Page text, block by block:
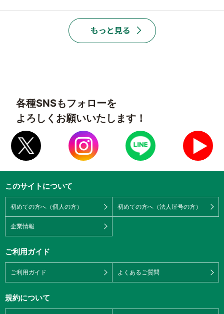
各種SNSもフォローを
よろしくお願いいたします！
このサイトについて
初めての方へ（個人の方） 初めての方へ（法人屋号の方）
企業情報
ご利用ガイド
ご利用ガイド よくあるご質問
規約について